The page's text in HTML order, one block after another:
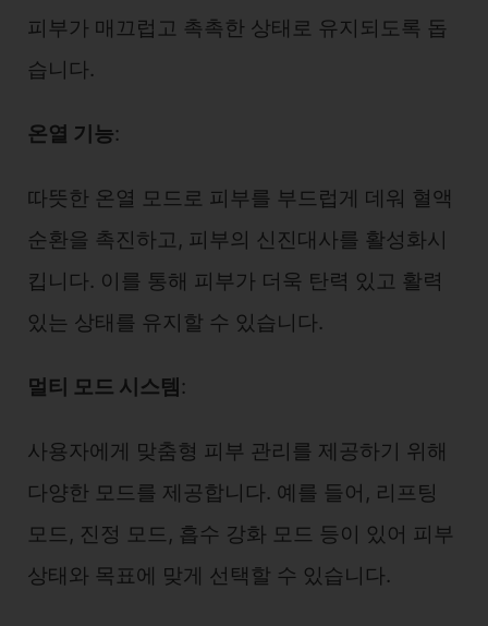
피부가 매끄럽고 촉촉한 상태로 유지되도록 돕
습니다.
온열 기능:
따뜻한 온열 모드로 피부를 부드럽게 데워 혈액
순환을 촉진하고, 피부의 신진대사를 활성화시
킵니다. 이를 통해 피부가 더욱 탄력 있고 활력
있는 상태를 유지할 수 있습니다.
멀티 모드 시스템 :
사용자에게 맞춤형 피부 관리를 제공하기 위해
다양한 모드를 제공합니다. 예를 들어, 리프팅
모드, 진정 모드, 흡수 강화 모드 등이 있어 피부
상태와 목표에 맞게 선택할 수 있습니다.